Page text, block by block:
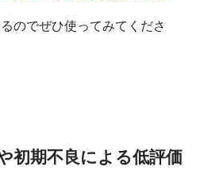
のでぜひ使ってみてくださ
初期不良による低評価